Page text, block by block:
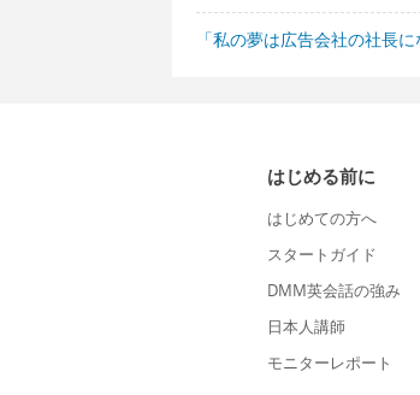
「私の夢は広告会社の社長
はじめる前に
はじめての方へ
スタートガイド
DMM英会話の強み
日本人講師
モニターレポート